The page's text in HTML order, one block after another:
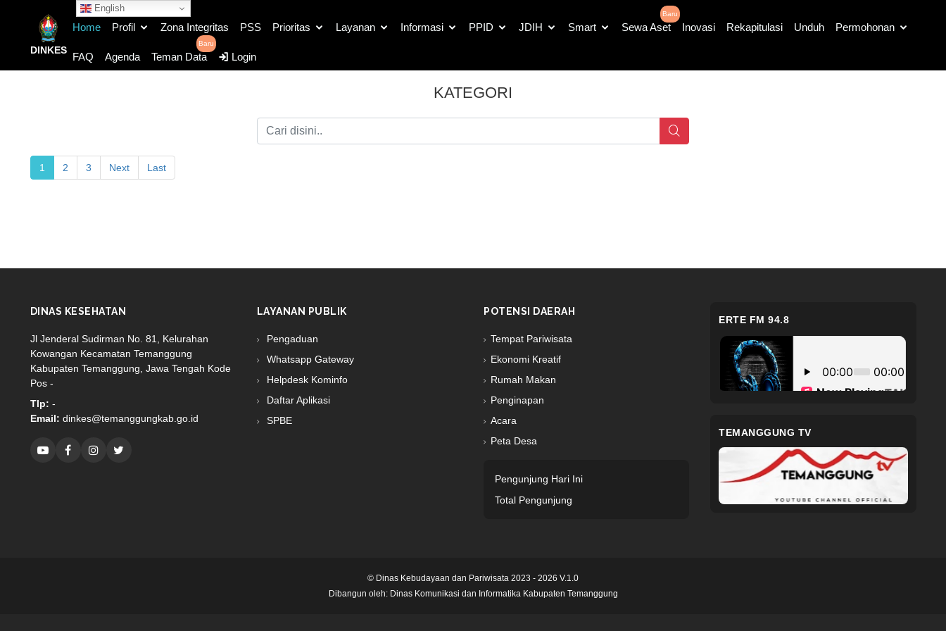
English
DINKES
Home Profil Zona Integritas PSS Prioritas Layanan Informasi PPID JDIH Smart Sewa Aset
Baru
Inovasi Rekapitulasi Unduh Permohonan
FAQ Agenda Teman Data
Baru
Login
KATEGORI
1 2 3 Next Last
DINAS KESEHATAN
Jl Jenderal Sudirman No. 81, Kelurahan
Kowangan Kecamatan Temanggung
Kabupaten Temanggung, Jawa Tengah Kode
Pos -
Tlp: -
Email: dinkes@temanggungkab.go.id
LAYANAN PUBLIK
Pengaduan
Whatsapp Gateway
Helpdesk Kominfo
Daftar Aplikasi
SPBE
POTENSI DAERAH
Tempat Pariwisata
Ekonomi Kreatif
Rumah Makan
Penginapan
Acara
Peta Desa
Pengunjung Hari Ini
Total Pengunjung
ERTE FM 94.8
TEMANGGUNG TV
© Dinas Kebudayaan dan Pariwisata 2023 - 2026 V.1.0
Dibangun oleh: Dinas Komunikasi dan Informatika Kabupaten Temanggung